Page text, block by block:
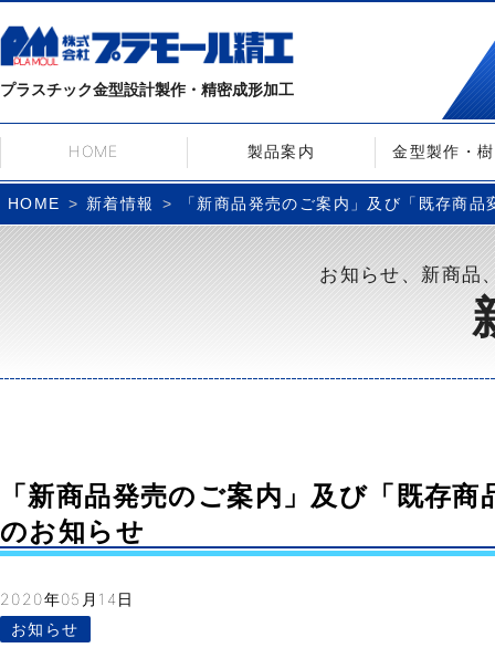
プラスチック金型設計製作・精密成形加工
HOME 製品案内 金型製作・
HOME 新着情報 「新商品発売のご案内」及び「既存商
お知らせ、新商品
「新商品発売のご案内」及び「既存
のお知らせ
2020年05月14日
お知らせ